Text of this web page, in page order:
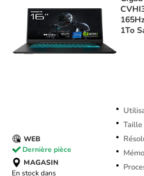
1To
Taille
WEB
Dernière pièce
MAGASIN
En stock dans